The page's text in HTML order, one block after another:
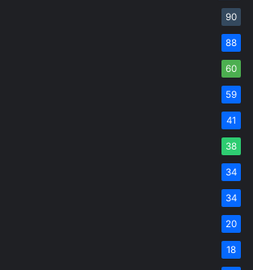
90
88
60
59
41
38
34
34
20
18